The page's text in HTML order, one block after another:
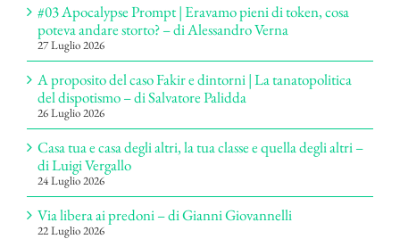
#03 Apocalypse Prompt | Eravamo pieni di token, cosa
poteva andare storto? – di Alessandro Verna
27 Luglio 2026
A proposito del caso Fakir e dintorni | La tanatopolitica
del dispotismo – di Salvatore Palidda
26 Luglio 2026
Casa tua e casa degli altri, la tua classe e quella degli altri –
di Luigi Vergallo
24 Luglio 2026
Via libera ai predoni – di Gianni Giovannelli
22 Luglio 2026